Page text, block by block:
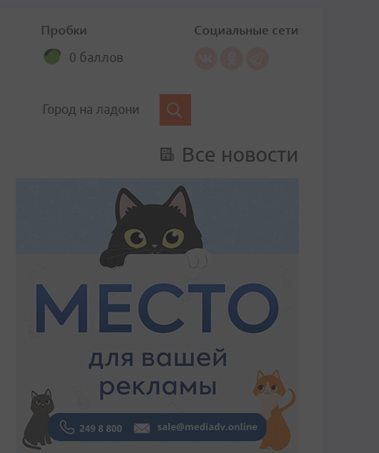
Пробки
0 баллов
Социальные сети
Город на ладони
Все новости